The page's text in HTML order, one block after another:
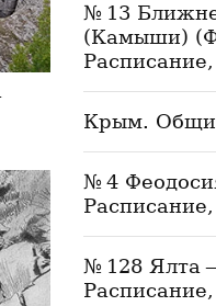
№ 13
(Камыши)
Крым.
№ 4
№ 128 Ялта